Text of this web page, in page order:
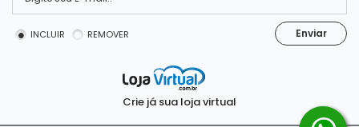
INCLUIR REMOVER Enviar
Crie já sua loja virtual